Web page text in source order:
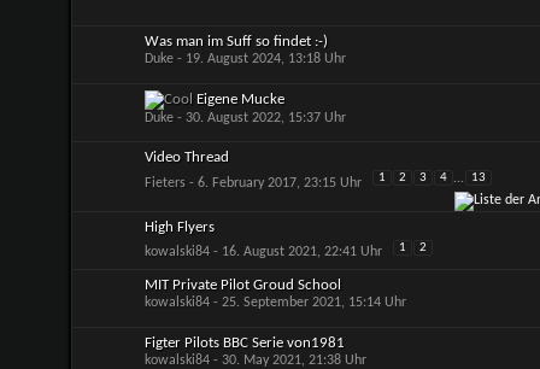
Was man im Suff so findet :-)
Duke- 19. August 2024, 13:18 Uhr
Eigene Mucke
Duke- 30. August 2022, 15:37 Uhr
Video Thread
Fieters- 6. February 2017, 23:15 Uhr 1 2 3 4 ... 13
High Flyers
kowalski84- 16. August 2021, 22:41 Uhr 1 2
MIT Private Pilot Groud School
kowalski84- 25. September 2021, 15:14 Uhr
Figter Pilots BBC Serie von1981
kowalski84- 30. May 2021, 21:38 Uhr